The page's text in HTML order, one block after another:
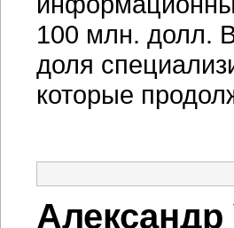
100 млн. долл.
доля
которые